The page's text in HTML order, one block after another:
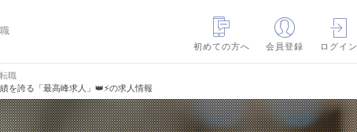
初めての方へ
会員登録 ログイン
職
を誇る「最高峰求人」👑⚡️の求人情報